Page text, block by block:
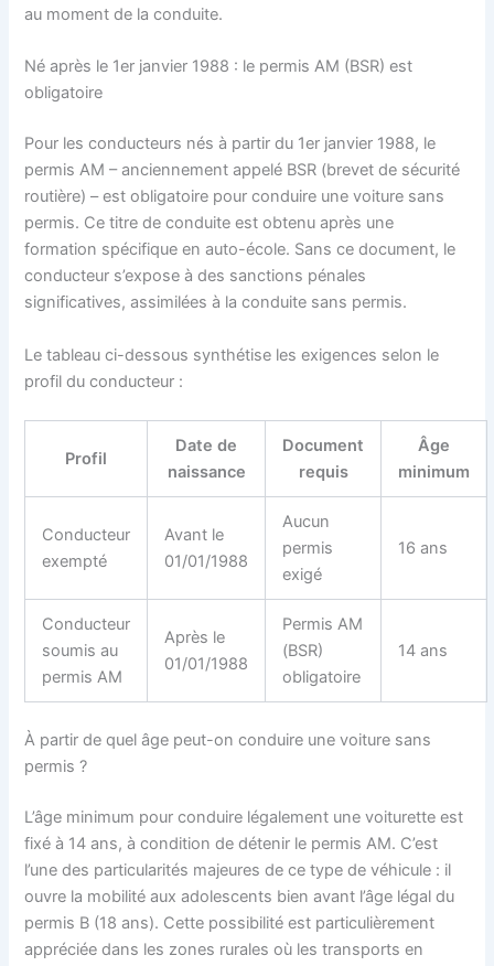
au moment de la conduite.
Né après le 1er janvier 1988 : le permis AM (BSR) est
obligatoire
Pour les conducteurs nés à partir du 1er janvier 1988, le
permis AM – anciennement appelé BSR (brevet de sécurité
routière) – est obligatoire pour conduire une voiture sans
permis. Ce titre de conduite est obtenu après une
formation spécifique en auto-école. Sans ce document, le
conducteur s’expose à des sanctions pénales
significatives, assimilées à la conduite sans permis.
Le tableau ci-dessous synthétise les exigences selon le
profil du conducteur :
Profil
Date de
naissance
Document
requis
Âge
minimum
Conducteur
exempté
Avant le
01/01/1988
Aucun
permis
exigé
16 ans
Conducteur
soumis au
permis AM
Après le
01/01/1988
Permis AM
(BSR)
obligatoire
14 ans
À partir de quel âge peut-on conduire une voiture sans
permis ?
L’âge minimum pour conduire légalement une voiturette est
fixé à 14 ans, à condition de détenir le permis AM. C’est
l’une des particularités majeures de ce type de véhicule : il
ouvre la mobilité aux adolescents bien avant l’âge légal du
permis B (18 ans). Cette possibilité est particulièrement
appréciée dans les zones rurales où les transports en